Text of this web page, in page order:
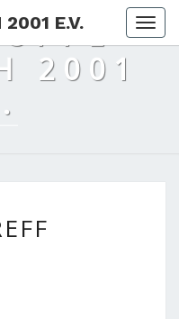
2001 E.V.
2001